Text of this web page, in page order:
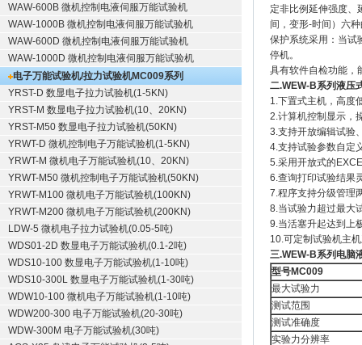
WAW-600B 微机控制电液伺服万能试验机
WAW-1000B 微机控制电液伺服万能试验机
WAW-600D 微机控制电液伺服万能试验机
WAW-1000D 微机控制电液伺服万能试验机
电子万能试验机/拉力试验机MC009系列
YRST-D 数显电子拉力试验机(1-5KN)
YRST-M 数显电子拉力试验机(10、20KN)
YRST-M50 数显电子拉力试验机(50KN)
YRWT-D 微机控制电子万能试验机(1-5KN)
YRWT-M 微机电子万能试验机(10、20KN)
YRWT-M50 微机控制电子万能试验机(50KN)
YRWT-M100 微机电子万能试验机(100KN)
YRWT-M200 微机电子万能试验机(200KN)
LDW-5 微机电子拉力试验机(0.05-5吨)
WDS01-2D 数显电子万能试验机(0.1-2吨)
WDS10-100 数显电子万能试验机(1-10吨)
WDS10-300L 数显电子万能试验机(1-30吨)
WDW10-100 微机电子万能试验机(1-10吨)
WDW200-300 电子万能试验机(20-30吨)
WDW-300M 电子万能试验机(30吨)
定非比例延伸强度、
间，变形-时间）六
保护系统采用：当试
停机。
具有软件自检功能，
二.WEW-B系列液压
1.下置式主机，高度
2.计算机控制显示，
3.支持开放编辑试验
4.支持试验参数自定
5.采用开放式的
6.查询打印试验结果
7.程序支持分级管理
8.当试验力超过最大
9.当活塞升起达到上
10.可定制 试验机主
三.WEW-B系列电脑
型号MC009
最大试验力
测试范围
测试准确度
实验力分辨率